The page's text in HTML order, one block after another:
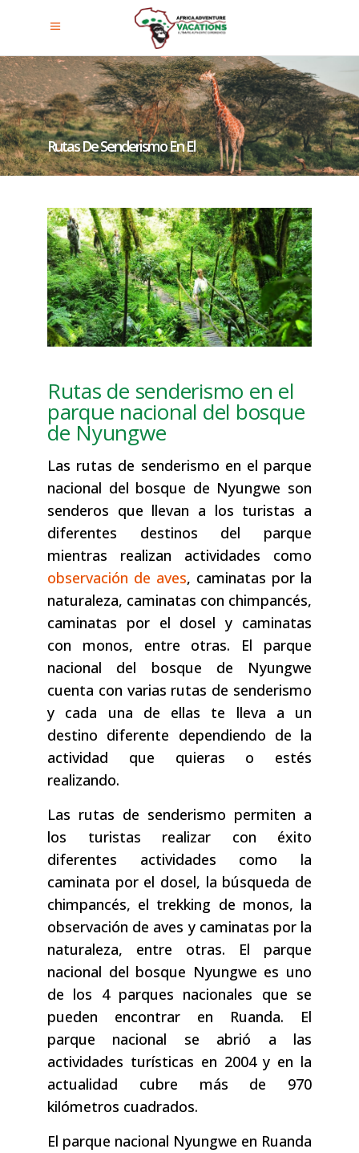
Rutas De Senderismo En El
Nyungwe
Rutas de senderismo en el
parque nacional del bosque
de Nyungwe
Las rutas de senderismo en el parque
nacional del bosque de Nyungwe son
senderos que llevan a los turistas a
diferentes destinos del parque
mientras realizan actividades como
observación de aves, caminatas por la
naturaleza, caminatas con chimpancés,
caminatas por el dosel y caminatas
con monos, entre otras. El parque
nacional del bosque de Nyungwe
cuenta con varias rutas de senderismo
y cada una de ellas te lleva a un
destino diferente dependiendo de la
actividad que quieras o estés
realizando.
Las rutas de senderismo permiten a
los turistas realizar con éxito
diferentes actividades como la
caminata por el dosel, la búsqueda de
chimpancés, el trekking de monos, la
observación de aves y caminatas por la
naturaleza, entre otras. El parque
nacional del bosque Nyungwe es uno
de los 4 parques nacionales que se
pueden encontrar en Ruanda. El
parque nacional se abrió a las
actividades turísticas en 2004 y en la
actualidad cubre más de 970
kilómetros cuadrados.
El parque nacional Nyungwe en Ruanda